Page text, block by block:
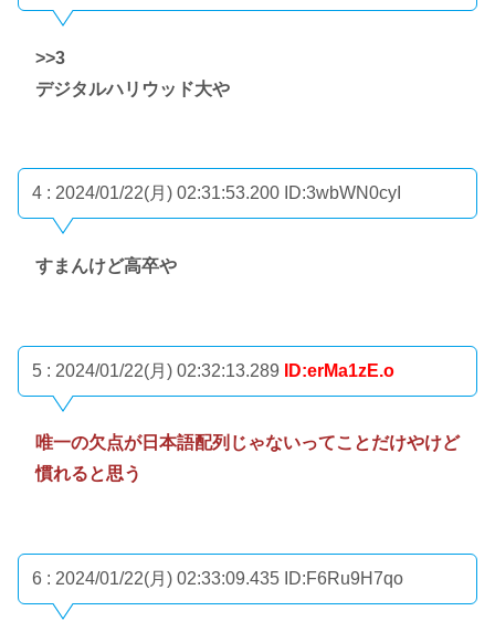
>>3
デジタルハリウッド大や
4 : 2024/01/22(月) 02:31:53.200 ID:3wbWN0cyI
すまんけど高卒や
5 : 2024/01/22(月) 02:32:13.289 ID:erMa1zE.o
唯一の欠点が日本語配列じゃないってことだけやけど
慣れると思う
6 : 2024/01/22(月) 02:33:09.435 ID:F6Ru9H7qo